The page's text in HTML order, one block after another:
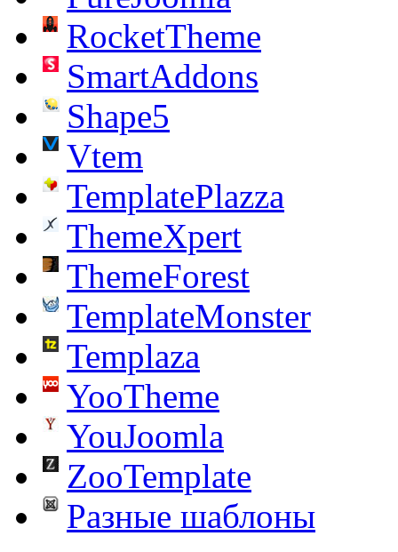
RocketTheme
SmartAddons
Shape5
Vtem
TemplatePlazza
ThemeXpert
ThemeForest
TemplateMonster
Templaza
YooTheme
YouJoomla
ZooTemplate
Разные шаблоны